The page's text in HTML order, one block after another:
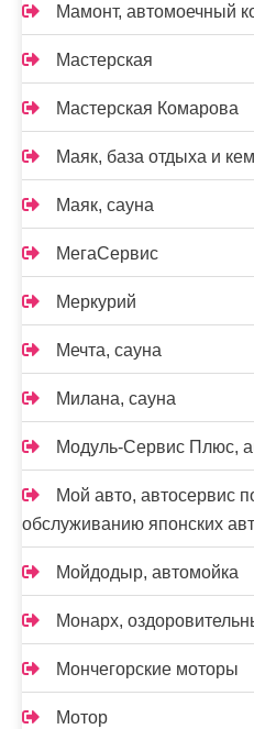
Мамонт, автомоечный
Мастерская
Мастерская Комарова
Маяк, база отдыха и
Маяк, сауна
МегаСервис
Меркурий
Мечта, сауна
Милана, сауна
Модуль-Сервис Плюс,
Мой авто, автосервис
обслуживанию японских
Мойдодыр, автомойка
Монарх,
Мончегорские моторы
Мотор